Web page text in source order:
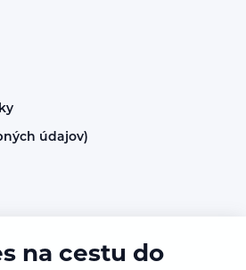
údajov)
na cestu do